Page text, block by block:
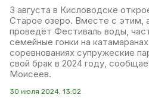
3 августа в Кисловодске
Старое озеро. Вместе с этим,
проведёт Фестиваль воды,
семейные гонки на
соревнованиях супружеские
свой брак в 2024 году,
Моисеев.
30 июля 2024, 13:02